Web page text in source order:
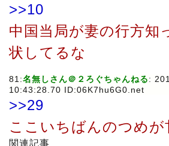
>>10
中国当局が妻の行方知
状してるな
81:名無しさん＠２ろぐちゃんねる:
10:43:28.70 ID:06K7hu6G0.net
>>29
ここいちばんのつめが
関連記事